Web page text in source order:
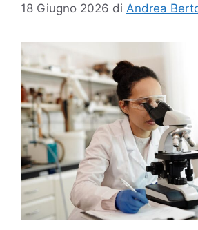
18 Giugno 2026 di Andrea